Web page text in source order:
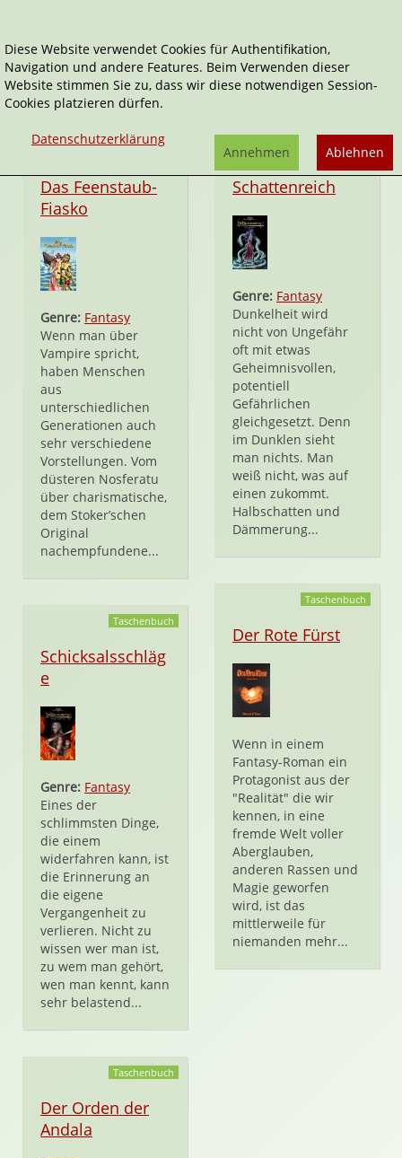
Manuela P. Forst
Das Feenstaub-
Fiasko
Genre: Fantasy
Wenn man über
Vampire spricht,
haben Menschen
aus
unterschiedlichen
Generationen auch
sehr verschiedene
Vorstellungen. Vom
düsteren Nosferatu
über charismatische,
dem Stoker’schen
Original
nachempfundene...
Taschenbuch
Schattenreich
Genre: Fantasy
Dunkelheit wird
nicht von Ungefähr
oft mit etwas
Geheimnisvollen,
potentiell
Gefährlichen
gleichgesetzt. Denn
im Dunklen sieht
man nichts. Man
weiß nicht, was auf
einen zukommt.
Halbschatten und
Dämmerung...
Taschenbuch
Schicksalsschläg
e
Genre: Fantasy
Eines der
schlimmsten Dinge,
die einem
widerfahren kann, ist
die Erinnerung an
die eigene
Vergangenheit zu
verlieren. Nicht zu
wissen wer man ist,
zu wem man gehört,
wen man kennt, kann
sehr belastend...
Taschenbuch
Der Rote Fürst
Wenn in einem
Fantasy-Roman ein
Protagonist aus der
"Realität" die wir
kennen, in eine
fremde Welt voller
Aberglauben,
anderen Rassen und
Magie geworfen
wird, ist das
mittlerweile für
niemanden mehr...
Taschenbuch
Der Orden der
Andala
Diese Website verwendet Cookies für Authentifikation,
Navigation und andere Features. Beim Verwenden dieser
Website stimmen Sie zu, dass wir diese notwendigen Session-
Cookies platzieren dürfen.
Datenschutzerklärung
Ablehnen
Annehmen